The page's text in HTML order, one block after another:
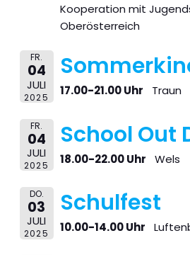
Kooperation mit
Oberösterreich
FR.
04
JULI
2025 17.00-21.00 Uhr Traun
FR.
04
JULI
2025
School Out
18.00-22.00 Uhr Wels
DO.
03
JULI
2025
Schulfest
10.00-14.00 Uhr